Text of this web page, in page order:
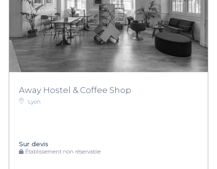
Away Hostel & Coffee Shop
Lyon
Sur devis
Établissement non réservable